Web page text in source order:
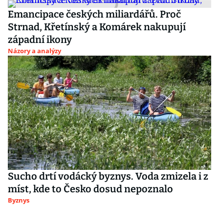
Emancipace českých miliardářů. Proč
Strnad, Křetínský a Komárek nakupují
západní ikony
Názory a analýzy
Sucho drtí vodácký byznys. Voda zmizela i z
míst, kde to Česko dosud nepoznalo
Byznys